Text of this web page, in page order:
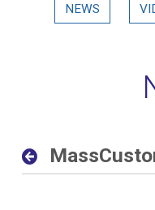
NEWS